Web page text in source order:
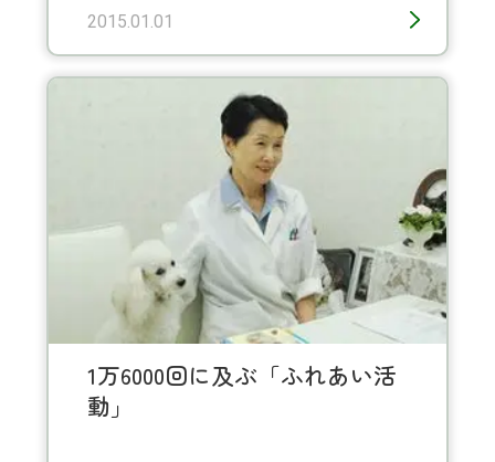
2015.01.01
1万6000回に及ぶ「ふれあい活
動」